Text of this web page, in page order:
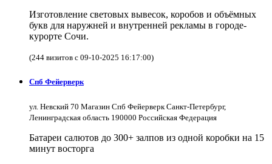
Изготовление световых вывесок, коробов и объёмных
букв для наружней и внутренней рекламы в городе-
курорте Сочи.
(244 визитов с 09-10-2025 16:17:00)
Спб Фейерверк
ул. Невский 70 Магазин Спб Фейерверк Санкт-Петербург,
Ленинградская область 190000 Российская Федерация
Батареи салютов до 300+ залпов из одной коробки на 15
минут восторга